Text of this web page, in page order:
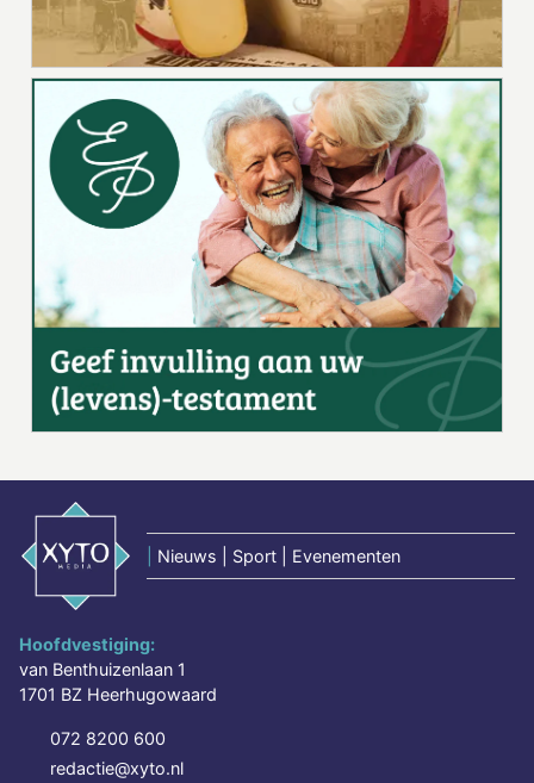
Nieuws | Sport | Evenementen
Hoofdvestiging:
van Benthuizenlaan 1
1701 BZ Heerhugowaard
072 8200 600
redactie@xyto.nl